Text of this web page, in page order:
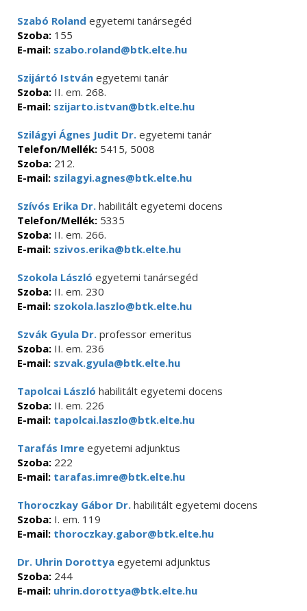
Szabó Roland egyetemi tanársegéd
Szoba: 155
E-mail: szabo.roland@btk.elte.hu
Szijártó István egyetemi tanár
Szoba: II. em. 268.
E-mail: szijarto.istvan@btk.elte.hu
Szilágyi Ágnes Judit Dr. egyetemi tanár
Telefon/Mellék: 5415, 5008
Szoba: 212.
E-mail: szilagyi.agnes@btk.elte.hu
Szívós Erika Dr. habilitált egyetemi docens
Telefon/Mellék: 5335
Szoba: II. em. 266.
E-mail: szivos.erika@btk.elte.hu
Szokola László egyetemi tanársegéd
Szoba: II. em. 230
E-mail: szokola.laszlo@btk.elte.hu
Szvák Gyula Dr. professor emeritus
Szoba: II. em. 236
E-mail: szvak.gyula@btk.elte.hu
Tapolcai László habilitált egyetemi docens
Szoba: II. em. 226
E-mail: tapolcai.laszlo@btk.elte.hu
Tarafás Imre egyetemi adjunktus
Szoba: 222
E-mail: tarafas.imre@btk.elte.hu
Thoroczkay Gábor Dr. habilitált egyetemi docens
Szoba: I. em. 119
E-mail: thoroczkay.gabor@btk.elte.hu
Dr. Uhrin Dorottya egyetemi adjunktus
Szoba: 244
E-mail: uhrin.dorottya@btk.elte.hu